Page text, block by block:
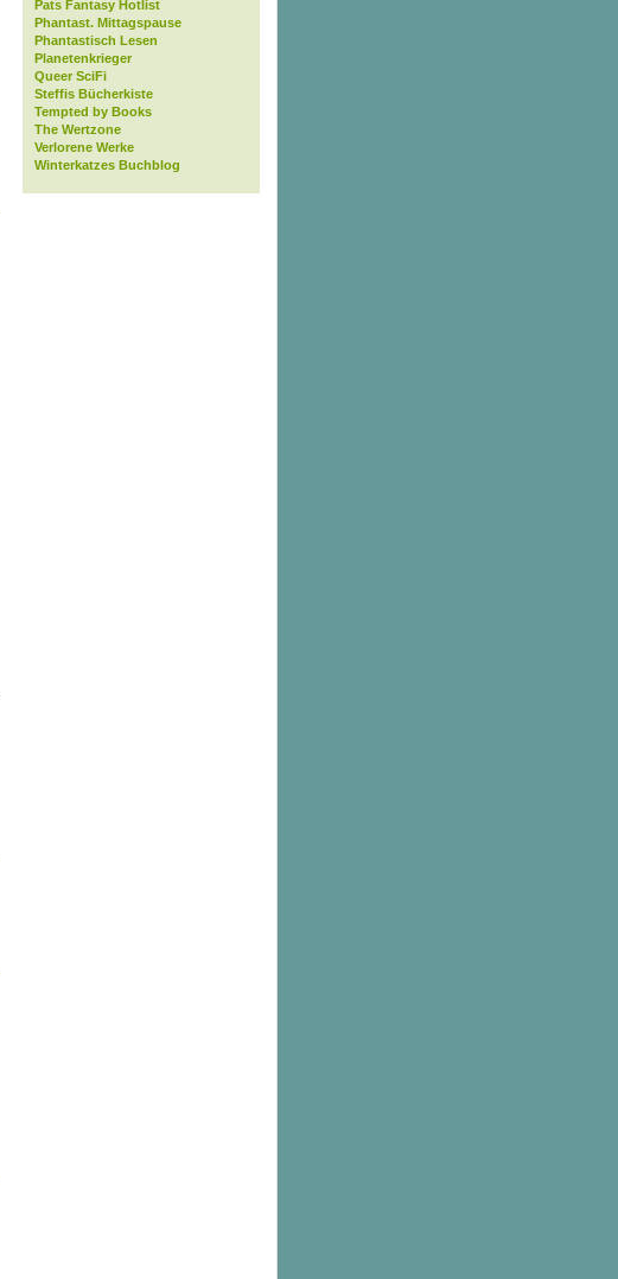
Pats Fantasy Hotlist
Phantast. Mittagspause
Phantastisch Lesen
Planetenkrieger
Queer SciFi
Steffis Bücherkiste
Tempted by Books
The Wertzone
Verlorene Werke
Winterkatzes Buchblog